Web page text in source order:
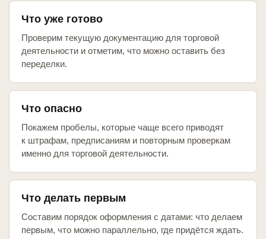
Что уже готово
Проверим текущую документацию для торговой
деятельности и отметим, что можно оставить без
переделки.
Что опасно
Покажем пробелы, которые чаще всего приводят
к штрафам, предписаниям и повторным проверкам
именно для торговой деятельности.
Что делать первым
Составим порядок оформления с датами: что делаем
первым, что можно параллельно, где придётся ждать.